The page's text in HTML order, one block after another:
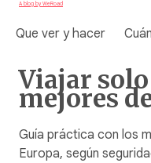
A blog by WeRoad
Que ver y hacer
Viajar
mejores
Guía práctica con los
Europa, según